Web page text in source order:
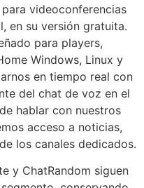
videoconferencias
en su versión gratuita.
para players,
Windows, Linux y
en tiempo real con
del chat de voz en el
hablar con nuestros
acceso a noticias,
los canales dedicados.
y ChatRandom siguen